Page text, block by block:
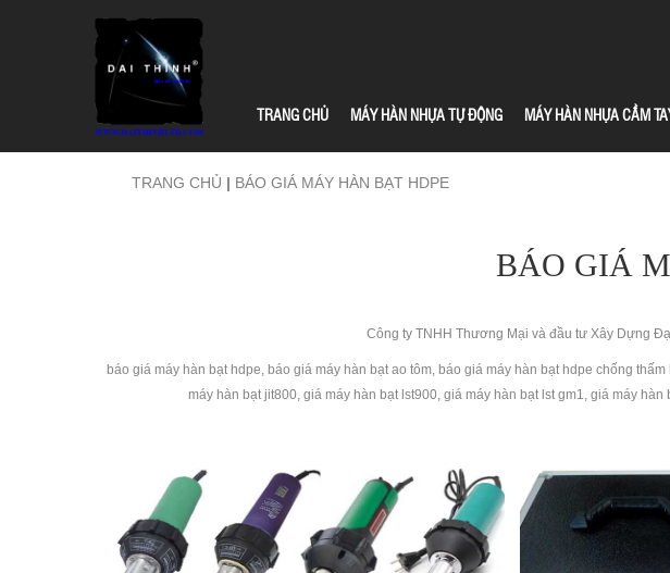
MÁY HÀN NHỰA CẦM
MÁY HÀN NHỰA TỰ ĐỘNG
TRANG CHỦ
TRANG CHỦ | BÁO GIÁ MÁY HÀN BẠT HDPE
BÁO GIÁ
Công ty TNHH Thương Mại và đầu tư Xây Dựng
báo giá máy hàn bạt hdpe, báo giá máy hàn bạt ao tôm, báo giá máy hàn bạt hdpe chống
máy hàn bạt jit800, giá máy hàn bạt lst900, giá máy hàn bạt lst gm1, giá máy